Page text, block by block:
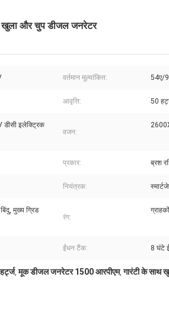
खुला और चुप डीजल जनरेटर
वर्तमान मूल्यांकित: 54ए/
आवृत्ति: 50
डीसी इलेक्ट्रिक
वजन:
प्रकार: ब्रश
नियंत्रक:
मुख्य ग्रिड
रंग:
ईंधन टैंक: 8 घंटे
,मूक डीजल जनरेटर 1500 आरपीएम,गारंटी के साथ